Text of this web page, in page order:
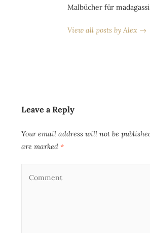
Malbücher für
View all posts by Alex →
Leave a Reply
Your email address will not be
are marked *